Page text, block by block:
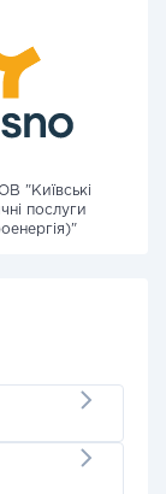
"Київські
послуги